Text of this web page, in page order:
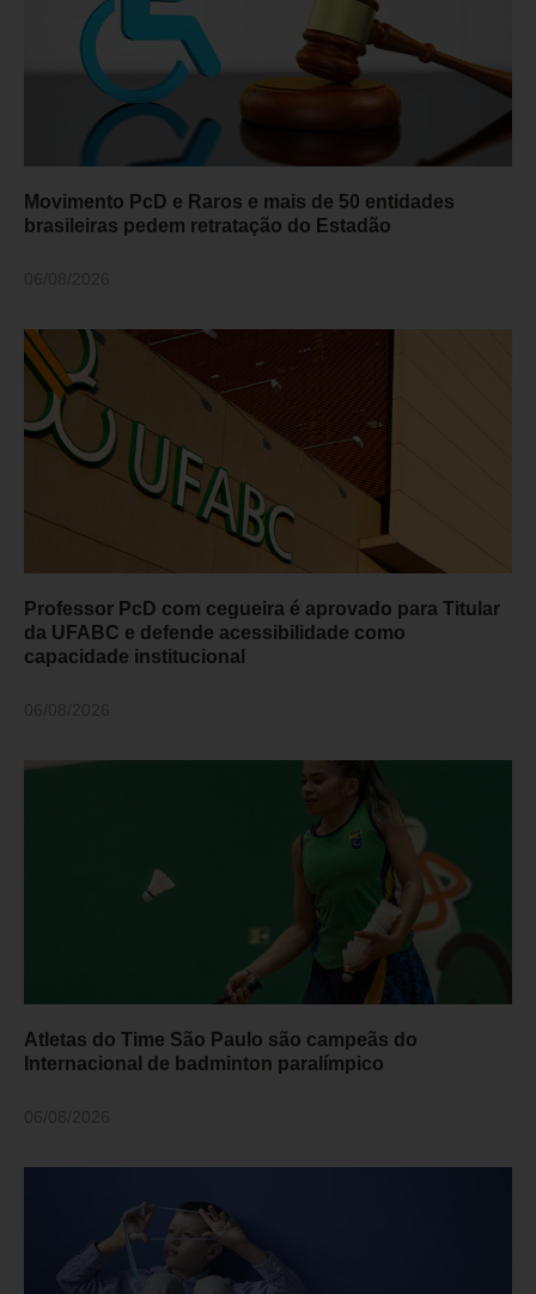
Movimento PcD e Raros e mais de 50 entidades
brasileiras pedem retratação do Estadão
Professor PcD com cegueira é aprovado para Titular
da UFABC e defende acessibilidade como
capacidade institucional
Atletas do Time São Paulo são campeãs do
Internacional de badminton paralímpico